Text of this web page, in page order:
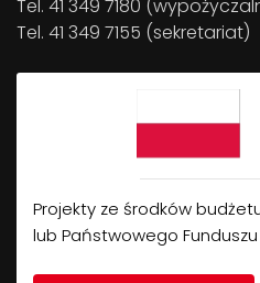
Tel. 41 349 7180
Tel. 41 349 7155 (sekretariat)
Projekty ze środków
lub Państwowego